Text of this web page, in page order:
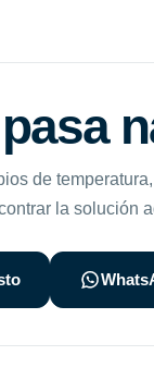
de
la solución